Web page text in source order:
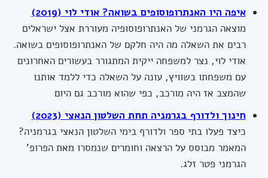
איפה היו האנתרופוסופים בשואה? אודי לוי (2019)
מוצאה הגרמני של האנתרופוסופיה מעוררת אצל ישראלים
רבים את השאלה מה היה חלקם של האנתרופוסופים בשואה.
אודי לוי, נצר למשפחה ייקית המתגורר בעשורים האחרונים
עם משפחתו בשוויץ, עונה על השאלה כדי ללמד אותנו
שהמצב אז היה מורכב, כפי שהוא מורכב גם היום
חינוך ולדורף בגרמניה תחת השלטון הנאצי (2023)
כיצד פעלו בתי ספר ולדורף בימי השלטון הנאצי בגרמניה?
המאמר מבוסס על הרצאה וחומרים שנמסרו מאת הפרופ'
הגרמני פטר זלג.